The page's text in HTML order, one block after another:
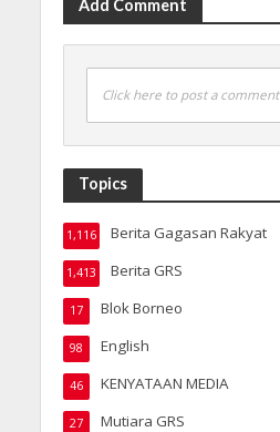
Add Comment
Click here to post a comment
Topics
Berita Gagasan Rakyat
1,116
Berita GRS
1,413
Blok Borneo
17
English
98
KENYATAAN MEDIA
46
Mutiara GRS
27